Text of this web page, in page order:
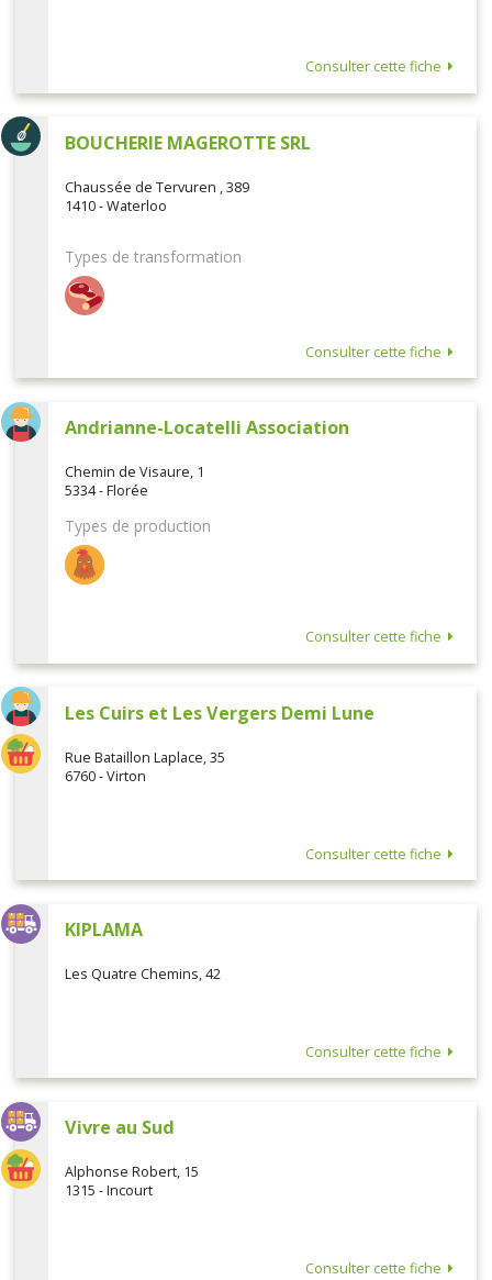
Consulter cette fiche
BOUCHERIE MAGEROTTE SRL
Chaussée de Tervuren , 389
1410 - Waterloo
Types de transformation
Consulter cette fiche
Andrianne-Locatelli Association
Chemin de Visaure, 1
5334 - Florée
Types de production
Consulter cette fiche
Les Cuirs et Les Vergers Demi Lune
Rue Bataillon Laplace, 35
6760 - Virton
Consulter cette fiche
KIPLAMA
Les Quatre Chemins, 42
Consulter cette fiche
Vivre au Sud
Alphonse Robert, 15
1315 - Incourt
Consulter cette fiche